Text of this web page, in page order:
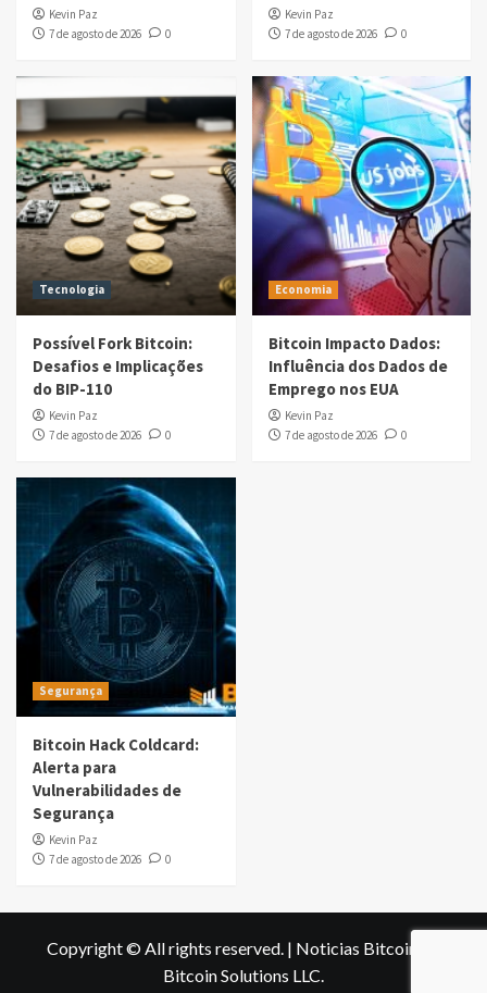
Kevin Paz
7 de agosto de 2026
0
Kevin Paz
7 de agosto de 2026
0
Tecnologia
Possível Fork Bitcoin:
Desafios e Implicações
do BIP-110
Kevin Paz
7 de agosto de 2026
0
Economia
Bitcoin Impacto Dados:
Influência dos Dados de
Emprego nos EUA
Kevin Paz
7 de agosto de 2026
0
Segurança
Bitcoin Hack Coldcard:
Alerta para
Vulnerabilidades de
Segurança
Kevin Paz
7 de agosto de 2026
0
Copyright © All rights reserved. | Noticias Bitcoin
Bitcoin Solutions LLC.